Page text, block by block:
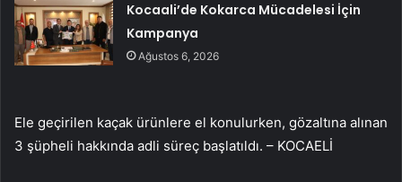
Kocaali’de Kokarca Mücadelesi İçin
Kampanya
Ağustos 6, 2026
Ele geçirilen kaçak ürünlere el konulurken, gözaltına alınan
3 şüpheli hakkında adli süreç başlatıldı. – KOCAELİ